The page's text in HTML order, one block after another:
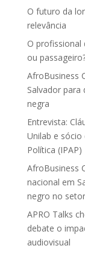
O futuro da
relevância
O profissional
ou
AfroBusiness
Salvador
negra
Entrevista:
Unilab e sócio
Política (IPAP)
AfroBusiness
nacional em
negro no
APRO Talks
debate o
audiovisual